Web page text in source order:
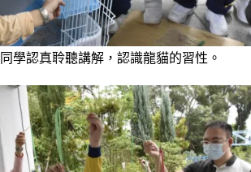
同學認真聆聽講解，認識龍貓的習性。